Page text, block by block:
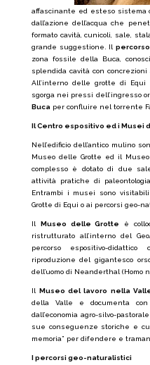
affascinante ed esteso sistema
dall’azione dell’acqua che
formato cavità, cunicoli, sale,
grande suggestione. Il
zona fossile della Buca,
splendida cavità con
All’interno delle grotte di
sgorga nei pressi dell’ingresso
Buca per confluire nel torrente
Il Centro espositivo ed i Musei
Nell’edificio dell’antico mulino
Museo delle Grotte ed il
complesso è dotato di due
attività pratiche di
Entrambi i musei sono
Grotte di Equi o ai percorsi geo-
Il Museo delle Grotte
è
ristrutturato all’interno del
percorso espositivo-
riproduzione del gigantesco
dell’uomo di Neanderthal (Homo
IlMuseo del lavoro nella
della Valle e documenta
dall’economia agro-silvo-
sue conseguenze storiche e
memoria” per difendere e
I percorsi geo-naturalistici